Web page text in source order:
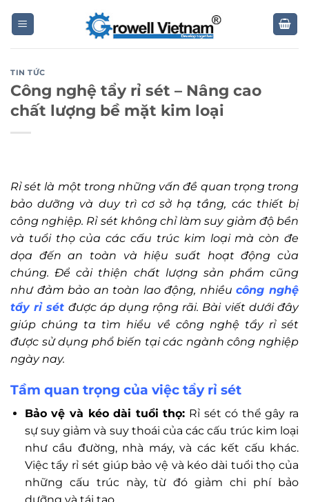
TIN TỨC
Công nghệ tẩy rỉ sét – Nâng cao
chất lượng bề mặt kim loại
Rỉ sét là một trong những vấn đề quan trọng trong
bảo dưỡng và duy trì cơ sở hạ tầng, các thiết bị
công nghiệp. Rỉ sét không chỉ làm suy giảm độ bền
và tuổi thọ của các cấu trúc kim loại mà còn đe
dọa đến an toàn và hiệu suất hoạt động của
chúng. Để cải thiện chất lượng sản phẩm cũng
như đảm bảo an toàn lao động, nhiềucông nghệ
tẩy rỉ sét được áp dụng rộng rãi. Bài viết dưới đây
giúp chúng ta tìm hiểu về công nghệ tẩy rỉ sét
được sử dụng phổ biến tại các ngành công nghiệp
ngày nay.
Tầm quan trọng của việc tẩy rỉ sét
Bảo vệ và kéo dài tuổi thọ: Rỉ sét có thể gây ra
sự suy giảm và suy thoái của các cấu trúc kim loại
như cầu đường, nhà máy, và các kết cấu khác.
Việc tẩy rỉ sét giúp bảo vệ và kéo dài tuổi thọ của
những cấu trúc này, từ đó giảm chi phí bảo